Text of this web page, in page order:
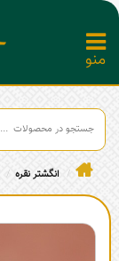
انگشتر نقره